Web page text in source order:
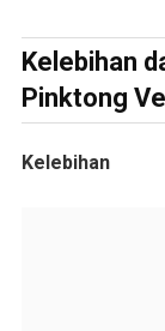
Kelebihan
Pinktong
Kelebihan